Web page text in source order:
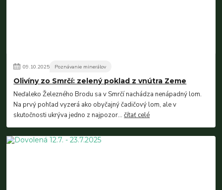
09.10.2025 Poznávanie minerálov
Olivíny zo Smrčí: zelený poklad z vnútra Zeme
Neďaleko Železného Brodu sa v Smrčí nachádza nenápadný lom.
Na prvý pohľad vyzerá ako obyčajný čadičový lom, ale v
skutočnosti ukrýva jedno z najpozor...čítať celé